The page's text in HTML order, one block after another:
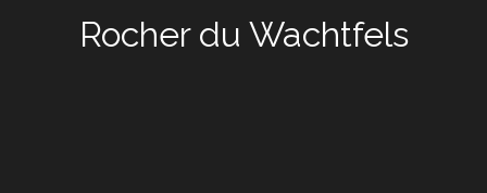
Rocher du Wachtfels